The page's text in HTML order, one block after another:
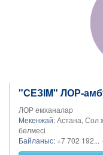
"СЕЗІM" ЛОР-
ЛОР емханалар
Мекенжай:Астана, Сол
бөлмесі
Байланыс: +7 702 192...